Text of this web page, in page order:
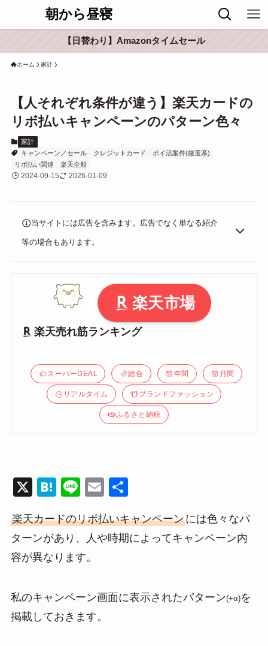
朝から昼寝
【日替わり】Amazonタイムセール
ホーム 家計
【人それぞれ条件が違う】楽天カードの
リボ払いキャンペーンのパターン色々
家計
キャンペーン／セール
クレジットカード
ポイ活案件(厳選系)
リボ払い関連
楽天全般
2024-09-15 2026-01-09
当サイトには広告を含みます。広告でなく単なる紹介
等の場合もあります。
楽天市場
楽天売れ筋ランキング
スーパーDEAL 総合 年間 月間
リアルタイム ブランドファッション
ふるさと納税
X
H
e
n
a
Li
e
E
ail
楽天カードのリボ払いキャンペーンには色々なパ
ターンがあり、人や時期によってキャンペーン内
容が異なります。
私のキャンペーン画面に表示されたパターン(+α)を
掲載しておきます。